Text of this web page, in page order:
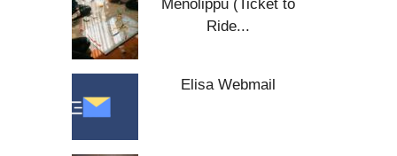
Menolippu (Ticket to
Ride...
Elisa Webmail